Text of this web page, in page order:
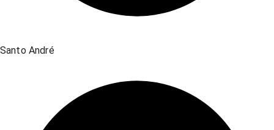
Santo André